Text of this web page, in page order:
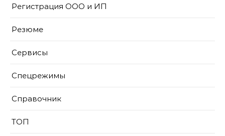
Регистрация ООО и ИП
Резюме
Сервисы
Спецрежимы
Справочник
ТОП